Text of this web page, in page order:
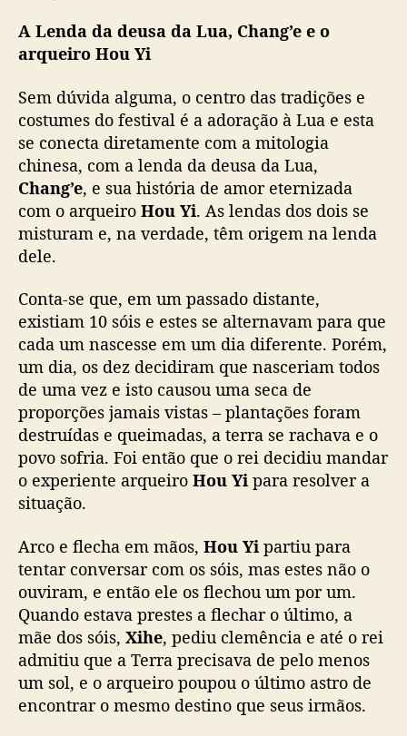
A Lenda da deusa da Lua, Chang’e e o
arqueiro Hou Yi
Sem dúvida alguma, o centro das tradições e
costumes do festival é a adoração à Lua e esta
se conecta diretamente com a mitologia
chinesa, com a lenda da deusa da Lua,
Chang’e, e sua história de amor eternizada
com o arqueiro Hou Yi. As lendas dos dois se
misturam e, na verdade, têm origem na lenda
dele.
Conta-se que, em um passado distante,
existiam 10 sóis e estes se alternavam para que
cada um nascesse em um dia diferente. Porém,
um dia, os dez decidiram que nasceriam todos
de uma vez e isto causou uma seca de
proporções jamais vistas – plantações foram
destruídas e queimadas, a terra se rachava e o
povo sofria. Foi então que o rei decidiu mandar
o experiente arqueiro Hou Yi para resolver a
situação.
Arco e flecha em mãos, Hou Yi partiu para
tentar conversar com os sóis, mas estes não o
ouviram, e então ele os flechou um por um.
Quando estava prestes a flechar o último, a
mãe dos sóis, Xihe, pediu clemência e até o rei
admitiu que a Terra precisava de pelo menos
um sol, e o arqueiro poupou o último astro de
encontrar o mesmo destino que seus irmãos.